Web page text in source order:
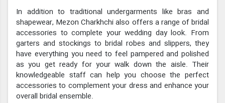
In addition to traditional undergarments like bras and
shapewear, Mezon Charkhchi also offers a range of bridal
accessories to complete your wedding day look. From
garters and stockings to bridal robes and slippers, they
have everything you need to feel pampered and polished
as you get ready for your walk down the aisle. Their
knowledgeable staff can help you choose the perfect
accessories to complement your dress and enhance your
overall bridal ensemble.